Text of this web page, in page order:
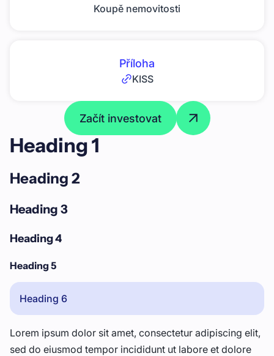
Koupě nemovitosti
Příloha
KISS
Začít investovat
Heading 1
Heading 2
Heading 3
Heading 4
Heading 5
Heading 6
Lorem ipsum dolor sit amet, consectetur adipiscing elit,
sed do eiusmod tempor incididunt ut labore et dolore